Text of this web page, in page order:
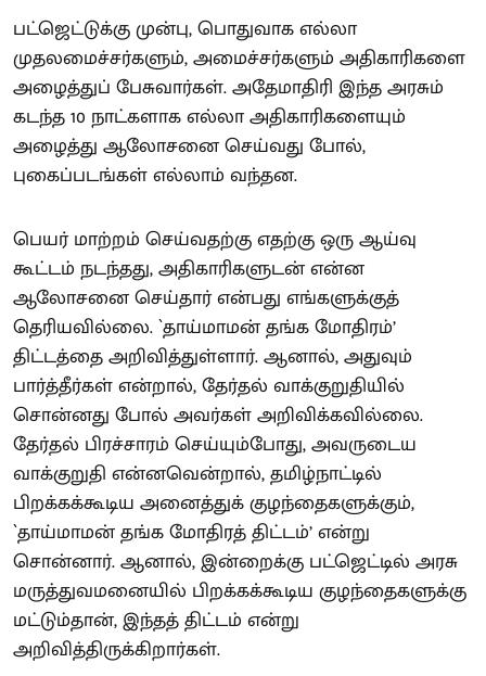
பட்ஜெட்டுக்கு முன்பு, பொதுவாக எல்லா
முதலமைச்சர்களும், அமைச்சர்களும் அதிகாரிகளை
அழைத்துப் பேசுவார்கள். அதேமாதிரி இந்த அரசும்
கடந்த 10 நாட்களாக எல்லா அதிகாரிகளையும்
அழைத்து ஆலோசனை செய்வது போல்,
புகைப்படங்கள் எல்லாம் வந்தன.
பெயர் மாற்றம் செய்வதற்கு எதற்கு ஒரு ஆய்வு
கூட்டம் நடந்தது, அதிகாரிகளுடன் என்ன
ஆலோசனை செய்தார் என்பது எங்களுக்குத்
தெரியவில்லை. `தாய்மாமன் தங்க மோதிரம்’
திட்டத்தை அறிவித்துள்ளார். ஆனால், அதுவும்
பார்த்தீர்கள் என்றால், தேர்தல் வாக்குறுதியில்
சொன்னது போல் அவர்கள் அறிவிக்கவில்லை.
தேர்தல் பிரச்சாரம் செய்யும்போது, அவருடைய
வாக்குறுதி என்னவென்றால், தமிழ்நாட்டில்
பிறக்கக்கூடிய அனைத்துக் குழந்தைகளுக்கும்,
`தாய்மாமன் தங்க மோதிரத் திட்டம்’ என்று
சொன்னார். ஆனால், இன்றைக்கு பட்ஜெட்டில் அரசு
மருத்துவமனையில் பிறக்கக்கூடிய குழந்தைகளுக்கு
மட்டும்தான், இந்தத் திட்டம் என்று
அறிவித்திருக்கிறார்கள்.